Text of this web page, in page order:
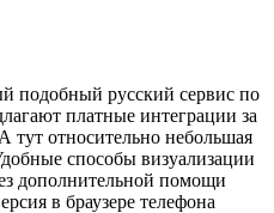
подобный русский сервис по
платные интеграции за
тут относительно небольшая
способы визуализации
дополнительной помощи
в браузере телефона